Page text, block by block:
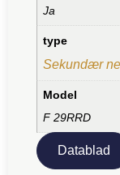
Ja
type
Sekundær
Model
F 29RRD
Datablad